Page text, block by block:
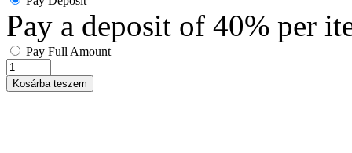
Pay a deposit of 40% per
Pay Full Amount
Kosárba teszem